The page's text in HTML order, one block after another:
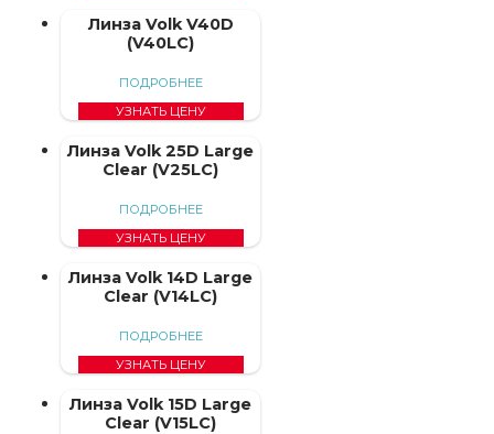
Линза Volk V40D
(V40LC)
ПОДРОБНЕЕ
УЗНАТЬ ЦЕНУ
Линза Volk 25D Large
Clear (V25LC)
ПОДРОБНЕЕ
УЗНАТЬ ЦЕНУ
Линза Volk 14D Large
Clear (V14LC)
ПОДРОБНЕЕ
УЗНАТЬ ЦЕНУ
Линза Volk 15D Large
Clear (V15LC)